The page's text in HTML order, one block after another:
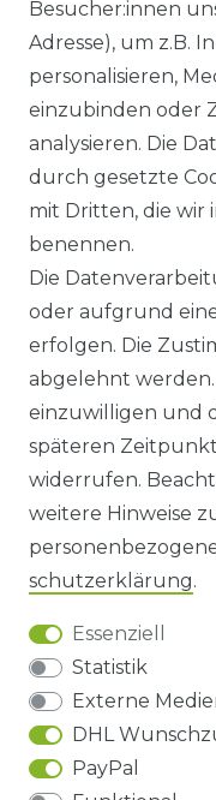
HILFE
KONTAKT
ANFAHRT
HINWEISE ZUR
IMPRESSUM
AGB UND
BARRIEREFREIHEIT
Impressum
Besucher:innen
Adresse), um z.B.
personalisieren,
einzubinden oder
analysieren. Die
durch gesetzte
mit Dritten, die wir
benennen.
Die
oder aufgrund
erfolgen. Die
abgelehnt werden.
einzuwilligen und
späteren
widerrufen.
weitere Hinweise
schutz­erklärung.
Essenziell
Statistik
Externe
DHL
PayPal